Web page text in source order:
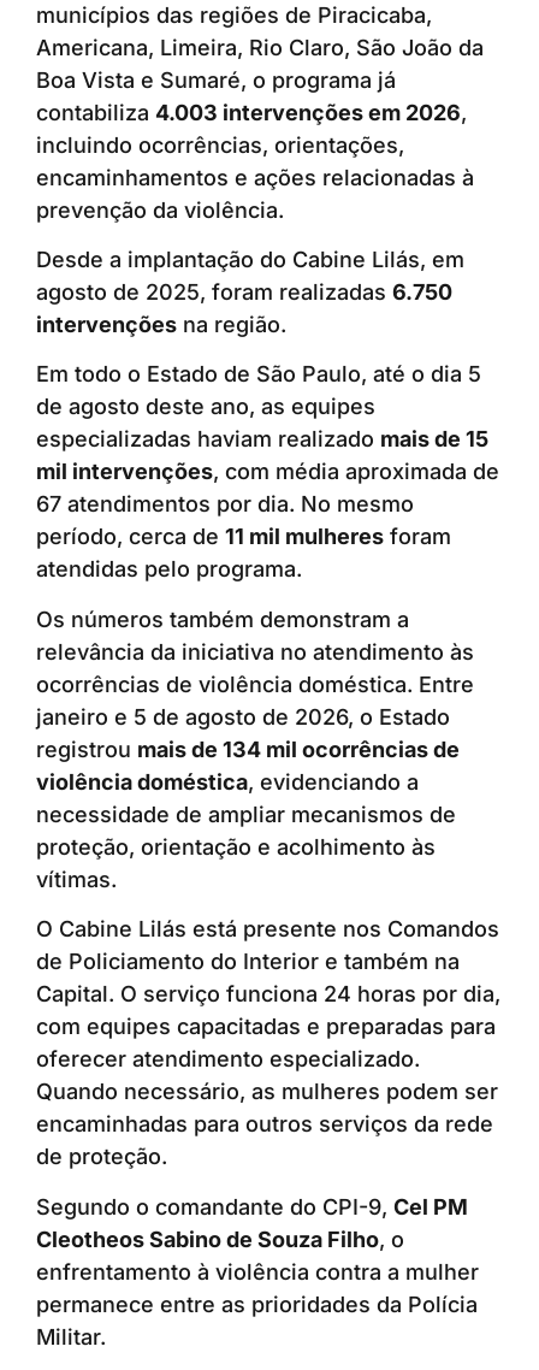
municípios das regiões de Piracicaba,
Americana, Limeira, Rio Claro, São João da
Boa Vista e Sumaré, o programa já
contabiliza 4.003 intervenções em 2026,
incluindo ocorrências, orientações,
encaminhamentos e ações relacionadas à
prevenção da violência.
Desde a implantação do Cabine Lilás, em
agosto de 2025, foram realizadas 6.750
intervenções na região.
Em todo o Estado de São Paulo, até o dia 5
de agosto deste ano, as equipes
especializadas haviam realizado mais de 15
mil intervenções, com média aproximada de
67 atendimentos por dia. No mesmo
período, cerca de 11 mil mulheres foram
atendidas pelo programa.
Os números também demonstram a
relevância da iniciativa no atendimento às
ocorrências de violência doméstica. Entre
janeiro e 5 de agosto de 2026, o Estado
registrou mais de 134 mil ocorrências de
violência doméstica, evidenciando a
necessidade de ampliar mecanismos de
proteção, orientação e acolhimento às
vítimas.
O Cabine Lilás está presente nos Comandos
de Policiamento do Interior e também na
Capital. O serviço funciona 24 horas por dia,
com equipes capacitadas e preparadas para
oferecer atendimento especializado.
Quando necessário, as mulheres podem ser
encaminhadas para outros serviços da rede
de proteção.
Segundo o comandante do CPI-9, Cel PM
Cleotheos Sabino de Souza Filho, o
enfrentamento à violência contra a mulher
permanece entre as prioridades da Polícia
Militar.